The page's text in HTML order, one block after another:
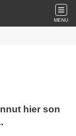
MENU
hier son